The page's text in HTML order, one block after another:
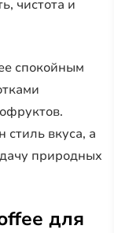
чистота и
спокойным
стиль вкуса, а
природных
для